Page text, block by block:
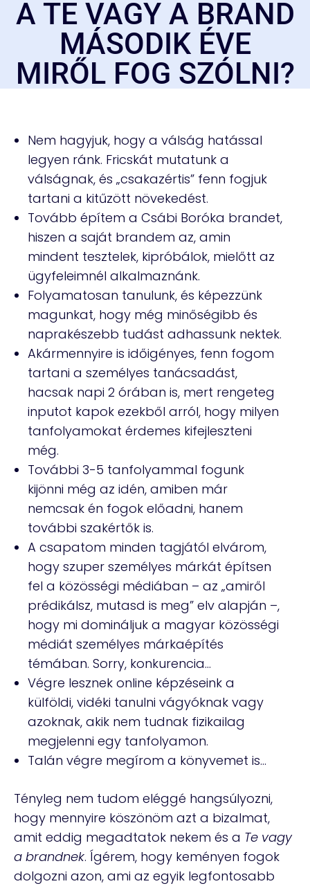
A TE VAGY A BRAND
MÁSODIK ÉVE
MIRŐL FOG SZÓLNI?
Nem hagyjuk, hogy a válság hatással
legyen ránk. Fricskát mutatunk a
válságnak, és „csakazértis” fenn fogjuk
tartani a kitűzött növekedést.
Tovább építem a Csábi Boróka brandet,
hiszen a saját brandem az, amin
mindent tesztelek, kipróbálok, mielőtt az
ügyfeleimnél alkalmaznánk.
Folyamatosan tanulunk, és képezzünk
magunkat, hogy még minőségibb és
naprakészebb tudást adhassunk nektek.
Akármennyire is időigényes, fenn fogom
tartani a személyes tanácsadást,
hacsak napi 2 órában is, mert rengeteg
inputot kapok ezekből arról, hogy milyen
tanfolyamokat érdemes kifejleszteni
még.
További 3-5 tanfolyammal fogunk
kijönni még az idén, amiben már
nemcsak én fogok előadni, hanem
további szakértők is.
A csapatom minden tagjától elvárom,
hogy szuper személyes márkát építsen
fel a közösségi médiában – az „amiről
prédikálsz, mutasd is meg” elv alapján –,
hogy mi domináljuk a magyar közösségi
médiát személyes márkaépítés
témában. Sorry, konkurencia…
Végre lesznek online képzéseink a
külföldi, vidéki tanulni vágyóknak vagy
azoknak, akik nem tudnak fizikailag
megjelenni egy tanfolyamon.
Talán végre megírom a könyvemet is…
Tényleg nem tudom eléggé hangsúlyozni,
hogy mennyire köszönöm azt a bizalmat,
amit eddig megadtatok nekem és a Te vagy
a brandnek. Ígérem, hogy keményen fogok
dolgozni azon, ami az egyik legfontosabb